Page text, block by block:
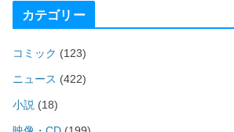
カテゴリー
コミック (123)
ニュース (422)
小説 (18)